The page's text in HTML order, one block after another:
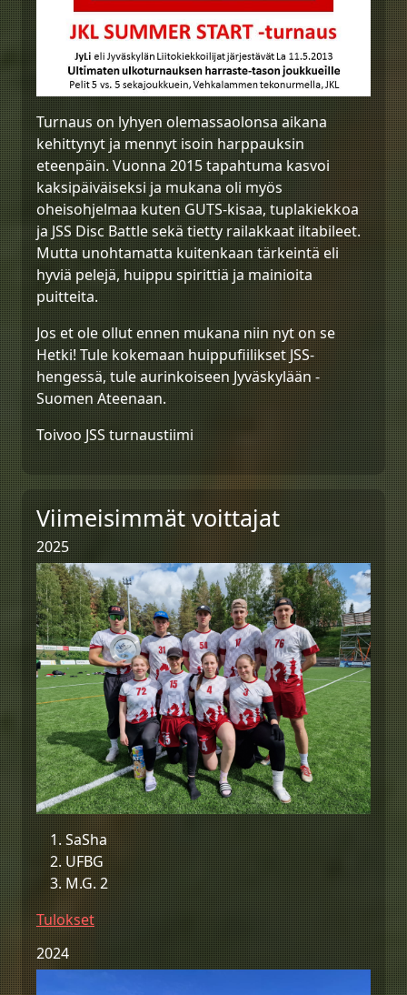
Turnaus on lyhyen olemassaolonsa aikana
kehittynyt ja mennyt isoin harppauksin
eteenpäin. Vuonna 2015 tapahtuma kasvoi
kaksipäiväiseksi ja mukana oli myös
oheisohjelmaa kuten GUTS-kisaa, tuplakiekkoa
ja JSS Disc Battle sekä tietty railakkaat iltabileet.
Mutta unohtamatta kuitenkaan tärkeintä eli
hyviä pelejä, huippu spirittiä ja mainioita
puitteita.
Jos et ole ollut ennen mukana niin nyt on se
Hetki! Tule kokemaan huippufiilikset JSS-
hengessä, tule aurinkoiseen Jyväskylään -
Suomen Ateenaan.
Toivoo JSS turnaustiimi
Viimeisimmät voittajat
2025
SaSha
UFBG
M.G. 2
Tulokset
2024